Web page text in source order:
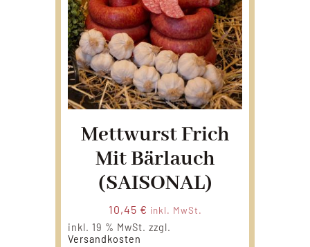
Mettwurst Frich
Mit Bärlauch
(SAISONAL)
10,45 € inkl. MwSt.
inkl. 19 % MwSt. zzgl.
Versandkosten